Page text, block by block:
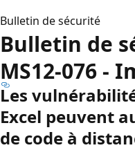
Bulletin de sécurité
Bulletin de
MS12-076 -
Les
Excel peuvent
de code à